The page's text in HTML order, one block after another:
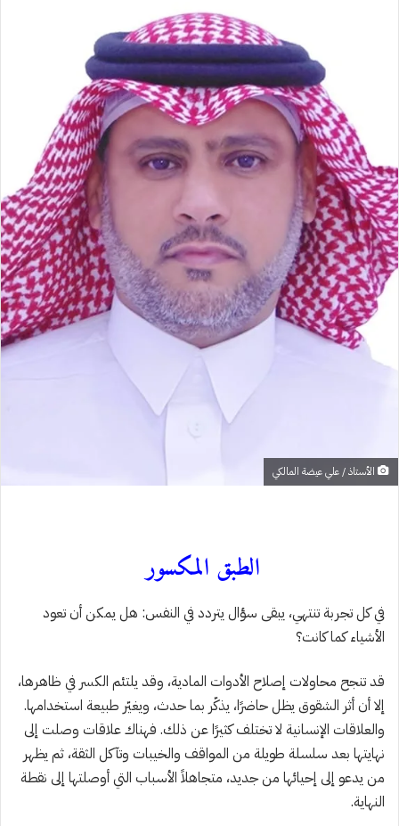
الأستاذ / علي عيضة المالكي
الطبق المكسور
في كل تجربة تنتهي، يبقى سؤال يتردد في النفس: هل يمكن أن تعود
الأشياء كما كانت؟
قد تنجح محاولات إصلاح الأدوات المادية، وقد يلتئم الكسر في ظاهرها،
إلا أن أثر الشقوق يظل حاضرًا، يذكّر بما حدث، ويغيّر طبيعة استخدامها.
والعلاقات الإنسانية لا تختلف كثيرًا عن ذلك. فهناك علاقات وصلت إلى
نهايتها بعد سلسلة طويلة من المواقف والخيبات وتآكل الثقة، ثم يظهر
من يدعو إلى إحيائها من جديد، متجاهلاً الأسباب التي أوصلتها إلى نقطة
النهاية.